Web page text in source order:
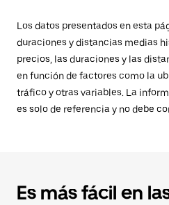
Los datos presentados en esta
duraciones y distancias medias
precios, las duraciones y las
en función de factores como la
tráfico y otras variables. La
es solo de referencia y no debe
Es más fácil en